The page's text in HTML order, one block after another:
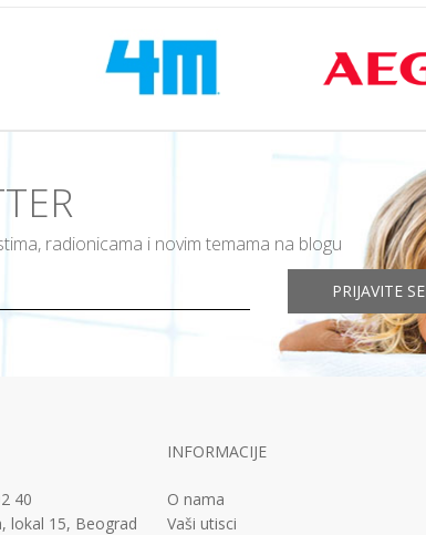
radionicama i novim temama na blogu
PRIJAVITE SE
40
lokal 15, Beograd
INFORMACIJE
O nama
Vaši utisci